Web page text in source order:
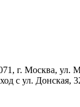
г. Москва, ул.
с ул. Донская,